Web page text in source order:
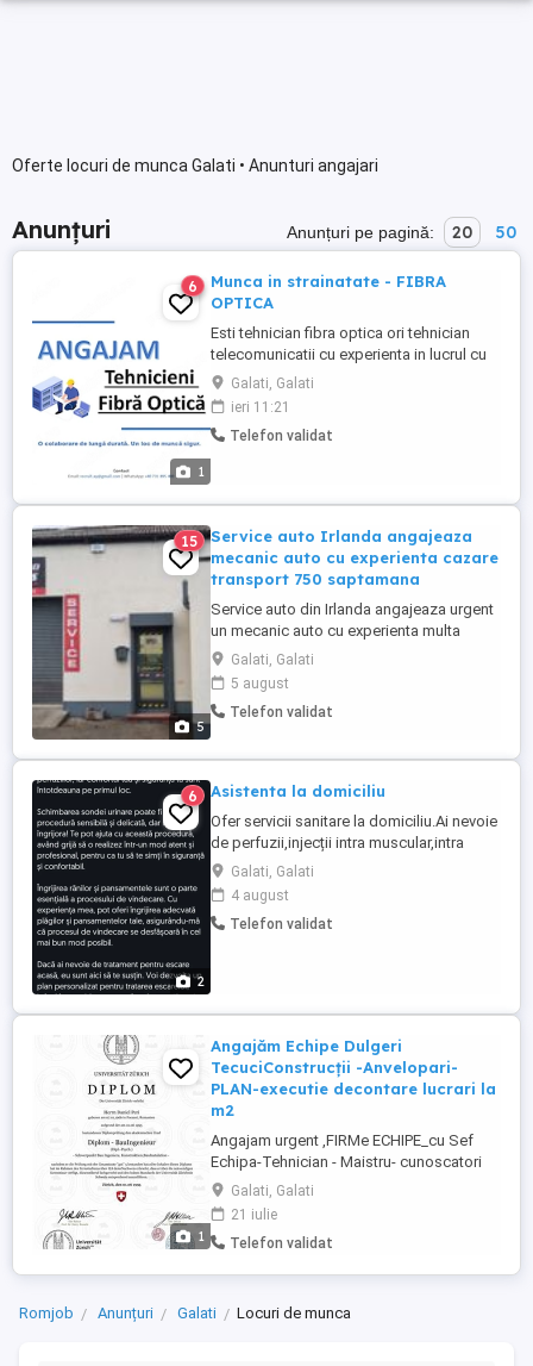
Oferte locuri de munca Galati • Anunturi angajari
Anunțuri Anunțuri pe pagină: 20 50
1
6
Munca in strainatate - FIBRA
OPTICA
Esti tehnician fibra optica ori tehnician
telecomunicatii cu experienta in lucrul cu
fibra optica? Cauti un loc de munca sau ai
deja unul, dar iti doresti o noua provocare
profesionala? Suntem o companie
irlandeza cu proiecte in tari europene
Galati, Galati
ieri 11:21
Telefon validat
5
15
Service auto Irlanda angajeaza
mecanic auto cu experienta cazare
transport 750 saptamana
Service auto din Irlanda angajeaza urgent
un mecanic auto cu experienta multa
salariu atractiv intre 650 si 750 euro pe
saptamana pentru persoana potrivita se
asigura cazarea actele platite si bilet avion
dupa proba de lucru se cere seriozitate
Detalii ...
Galati, Galati
5 august
Telefon validat
2
6 Asistenta la domiciliu
Ofer servicii sanitare la domiciliu.Ai nevoie
de perfuzii,injecții intra muscular,intra
venos,subcutanat,îngrijire plăgi,schimbare
sonda vezicala,,va stau la dispoziție.
Galati, Galati
4 august
Telefon validat
1
Angajăm Echipe Dulgeri
TecuciConstrucții -Anvelopari-
PLAN-executie decontare lucrari la
m2
Angajam urgent ,FIRMe ECHIPE_cu Sef
Echipa-Tehnician - Maistru- cunoscatori
PLAN si Personal Constructii-Echipe sau
individual- Echipe Amvelopari-Izolatii-
Acoperiș Blocuri și Structuristi--Structuri:-
Echipe -Dulgeri-Zidari;-fierari ;-
Galati, Galati
21 iulie
Telefon validat
Romjob Anunțuri Galati Locuri de munca